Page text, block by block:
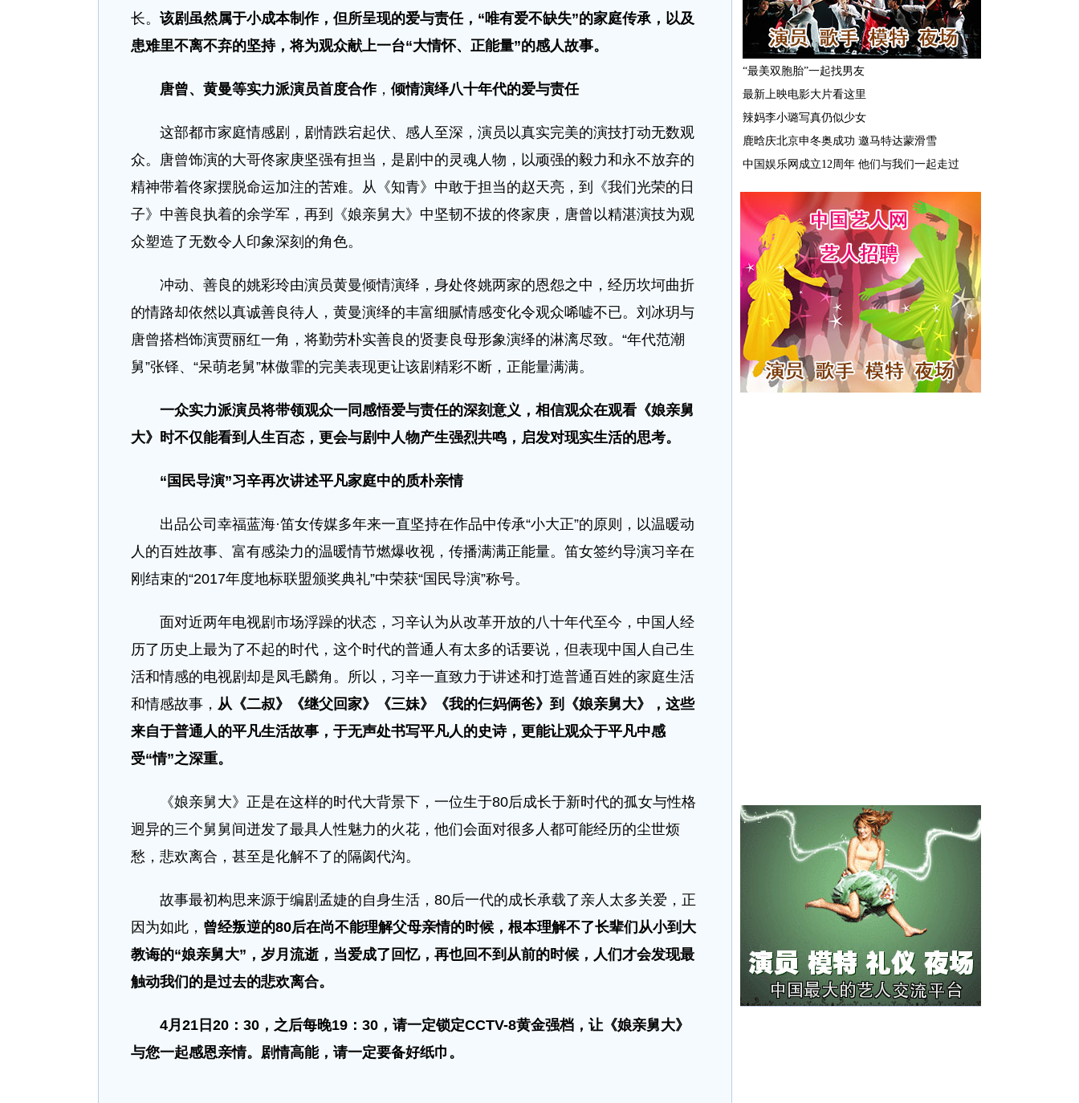
长。 该剧虽然属于小成本制作，但所呈现的爱与责任，“唯有爱不缺失”的家庭传承，以及
患难里不离不弃的坚持，将为观众献上一台“大情怀、正能量”的感人故事。
唐曾、黄曼等实力派演员首度合作， 倾情演绎八十年代的爱与责任
这部都市家庭情感剧，剧情跌宕起伏、感人至深，演员以真实完美的演技打动无数观
众。唐曾饰演的大哥佟家庚坚强有担当，是剧中的灵魂人物，以顽强的毅力和永不放弃的
精神带着佟家摆脱命运加注的苦难。从《知青》中敢于担当的赵天亮，到《我们光荣的日
子》中善良执着的余学军，再到《娘亲舅大》中坚韧不拔的佟家庚，唐曾以精湛演技为观
众塑造了无数令人印象深刻的角色。
冲动、善良的姚彩玲由演员黄曼倾情演绎，身处佟姚两家的恩怨之中，经历坎坷曲折
的情路却依然以真诚善良待人，黄曼演绎的丰富细腻情感变化令观众唏嘘不已。刘冰玥与
唐曾搭档饰演贾丽红一角，将勤劳朴实善良的贤妻良母形象演绎的淋漓尽致。“年代范潮
舅”张铎、“呆萌老舅”林傲霏的完美表现更让该剧精彩不断，正能量满满。
一众实力派演员将带领观众一同感悟爱与责任的深刻意义，相信观众在观看《娘亲舅
大》时不仅能看到人生百态，更会与剧中人物产生强烈共鸣，启发对现实生活的思考。
“国民导演”习辛再次讲述平凡家庭中的质朴亲情
出品公司幸福蓝海·笛女传媒多年来一直坚持在作品中传承“小大正”的原则，以温暖动
人的百姓故事、富有感染力的温暖情节燃爆收视，传播满满正能量。笛女签约导演习辛在
刚结束的“2017年度地标联盟颁奖典礼”中荣获“国民导演”称号。
面对近两年电视剧市场浮躁的状态，习辛认为从改革开放的八十年代至今，中国人经
历了历史上最为了不起的时代，这个时代的普通人有太多的话要说，但表现中国人自己生
活和情感的电视剧却是凤毛麟角。所以，习辛一直致力于讲述和打造普通百姓的家庭生活
和情感故事， 从《二叔》《继父回家》《三妹》《我的仨妈俩爸》到《娘亲舅大》，这些
来自于普通人的平凡生活故事，于无声处书写平凡人的史诗，更能让观众于平凡中感
受“情”之深重。
《娘亲舅大》正是在这样的时代大背景下，一位生于80后成长于新时代的孤女与性格
迥异的三个舅舅间迸发了最具人性魅力的火花，他们会面对很多人都可能经历的尘世烦
愁，悲欢离合，甚至是化解不了的隔阂代沟。
故事最初构思来源于编剧孟婕的自身生活，80后一代的成长承载了亲人太多关爱，正
因为如此， 曾经叛逆的80后在尚不能理解父母亲情的时候，根本理解不了长辈们从小到大
教诲的“娘亲舅大”，岁月流逝，当爱成了回忆，再也回不到从前的时候，人们才会发现最
触动我们的是过去的悲欢离合。
4月21日20：30，之后每晚19：30，请一定锁定CCTV-8黄金强档，让《娘亲舅大》
与您一起感恩亲情。剧情高能，请一定要备好纸巾。